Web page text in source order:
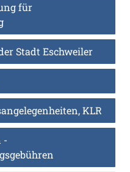
für
Stadt Eschweiler
KLR
-